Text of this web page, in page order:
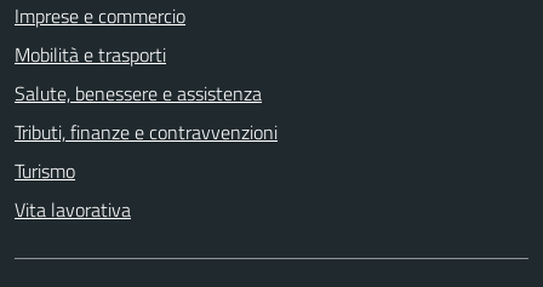
Imprese e commercio
Mobilità e trasporti
Salute, benessere e assistenza
Tributi, finanze e contravvenzioni
Turismo
Vita lavorativa